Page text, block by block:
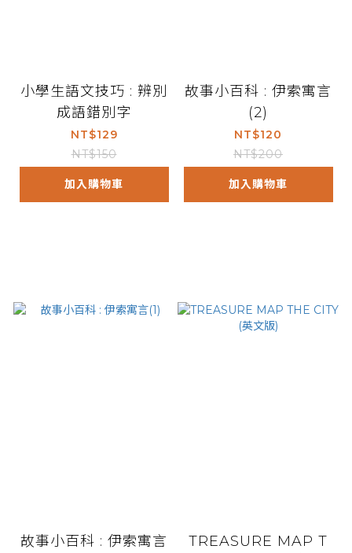
小學生語文技巧 : 辨別
成語錯別字
NT$129
NT$150
加入購物車
故事小百科 : 伊索寓言
(2)
NT$120
NT$200
加入購物車
故事小百科 : 伊索寓言
TREASURE MAP T